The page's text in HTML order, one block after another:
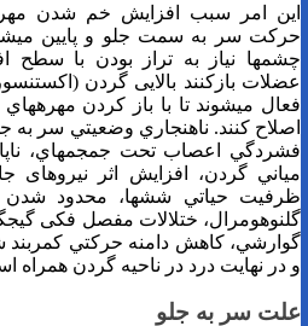
اين امر سبب افزايش خم شدن
حركت سر به سمت جلو و پايين
چشم­ها نياز به تراز بودن با سطح
عضلات بازکنند بالایی گردن
فعال مي­شوند تا با باز کردن مهره­هاي
اصلاح كنند. ناهنجاري وضعيتي سر به
فشردگي اعصاب تحت جمجمه­اي،
مياني گردن، افزایش اثر
ظرفيت حياتي شش­ها، محدود
گلنوهومرال، ختلالات مفصل فکی
گوارشي، كاهش دامنه حركتي
و در نهایت درد در ناحیه گردن همراه
علت سر به جلو